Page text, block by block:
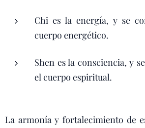
Chi es la energía, y se
cuerpo energético.
Shen es la consciencia, y
el cuerpo espiritual.
La armonía y fortalecimiento de